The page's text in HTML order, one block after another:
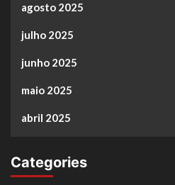
agosto 2025
julho 2025
junho 2025
maio 2025
abril 2025
Categories